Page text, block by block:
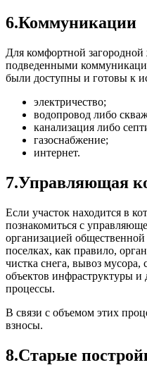
6.Коммуникации
Для комфортной загородной
подведенными
были доступны и готовы к
электричество;
водопровод либо
канализация либо
газоснабжение;
интернет.
7.Управляющая
Если участок находится в
познакомиться с
организацией
поселках, как правило,
чистка снега, вывоз мусора,
объектов инфраструктуры
процессы.
В связи с объемом этих
взносы.
8.Старые